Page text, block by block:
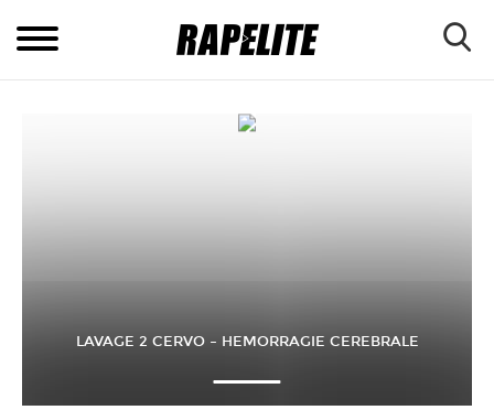
LAVAGE 2 CERVO – HEMORRAGIE CEREBRALE